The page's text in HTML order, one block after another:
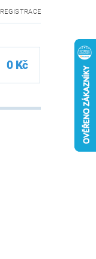
REGISTRACE
0 Kč